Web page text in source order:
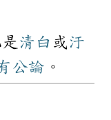
清白 或 汙
公論 。